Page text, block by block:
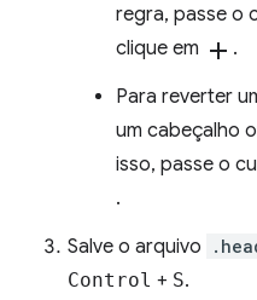
regra, passe o
clique em add .
Para reverter
um cabeçalho
isso, passe o
.
Salve o arquivo
Control + S.